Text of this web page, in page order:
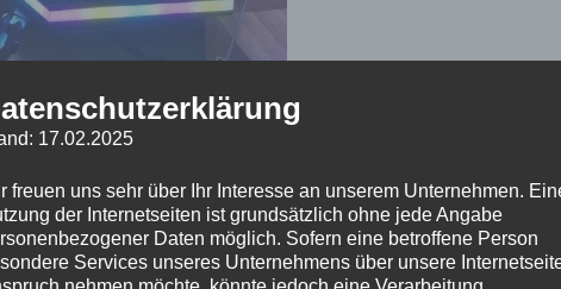
eure Firmen-Weihnachtsfeier? Dann
360 Grad Fotobox inklusive
Mit über 100 Events pro Jahr und
Branche.
ganz einfach integrieren lassen. So
17.02.2025
freuen uns sehr über Ihr Interesse an unserem Unternehmen.
der Internetseiten ist grundsätzlich ohne jede Angabe
Daten möglich. Sofern eine betroffene Person
Services unseres Unternehmens über unsere